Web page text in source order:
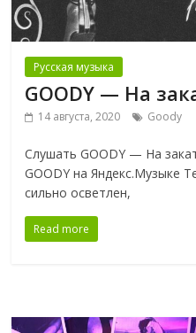
Русская музыка
GOODY — На
14 августа, 2020 Goody
Слушать GOODY — На
GOODY на Яндекс.Музыке
сильно осветлен,
Read more